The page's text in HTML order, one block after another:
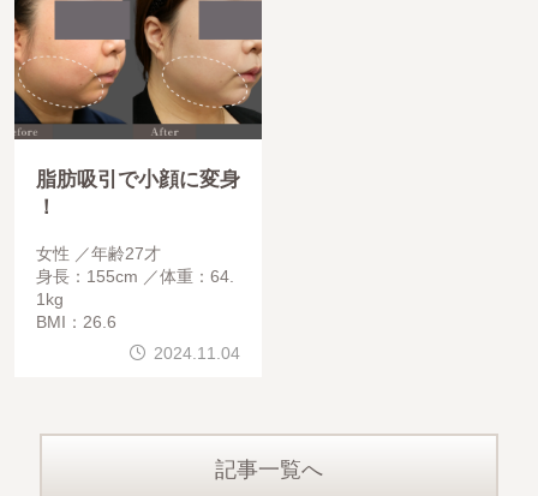
脂肪吸引で小顔に変身
！
女性
年齢27才
身長：155cm
体重：64.
1kg
BMI：26.6
2024.11.04
記事一覧へ